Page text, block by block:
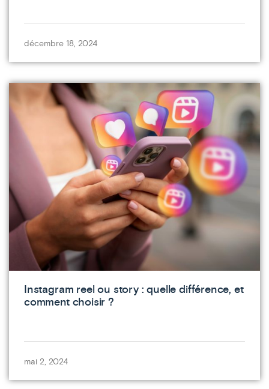
décembre 18, 2024
Instagram reel ou story : quelle différence, et
comment choisir ?
mai 2, 2024